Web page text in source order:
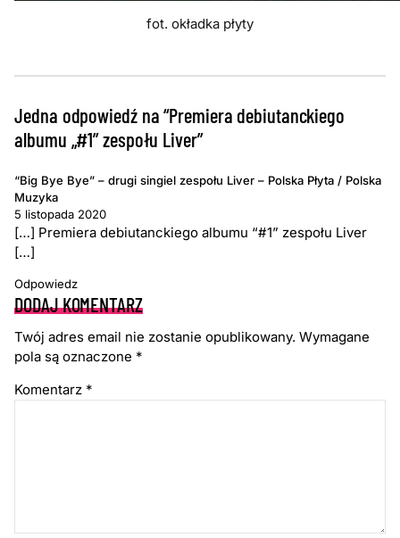
fot. okładka płyty
Jedna odpowiedź na “Premiera debiutanckiego
albumu „#1” zespołu Liver”
“Big Bye Bye” – drugi singiel zespołu Liver – Polska Płyta / Polska
Muzyka
5 listopada 2020
[…] Premiera debiutanckiego albumu “#1” zespołu Liver
[…]
Odpowiedz
DODAJ KOMENTARZ
Twój adres email nie zostanie opublikowany. Wymagane
pola są oznaczone *
Komentarz *